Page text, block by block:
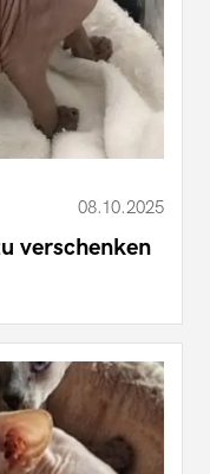
08.10.2025
verschenken